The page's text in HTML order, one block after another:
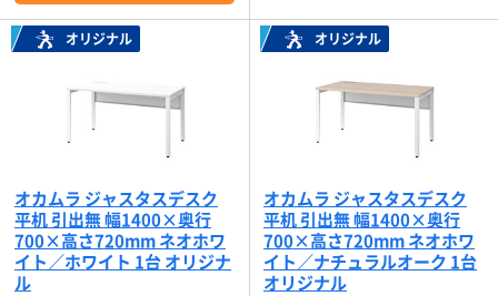
オリジナル
オカムラ ジャスタスデスク
平机 引出無 幅1400×奥行
700×高さ720mm ネオホワ
イト／ホワイト 1台 オリジナ
ル
オリジナル
オカムラ ジャスタスデスク
平机 引出無 幅1400×奥行
700×高さ720mm ネオホワ
イト／ナチュラルオーク 1台
オリジナル